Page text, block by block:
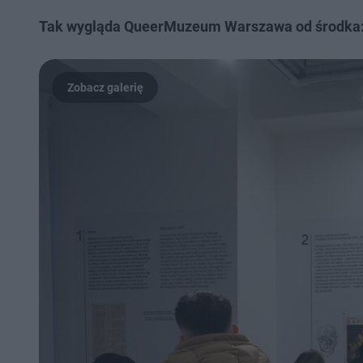
Tak wygląda QueerMuzeum Warszawa od